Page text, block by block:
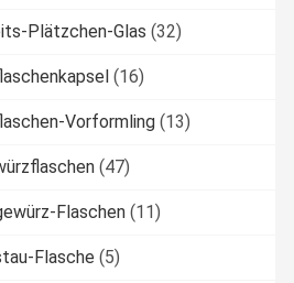
Plätzchen-Glas (32)
(16)
Vorformling (13)
(47)
Flaschen (11)
Flasche (5)